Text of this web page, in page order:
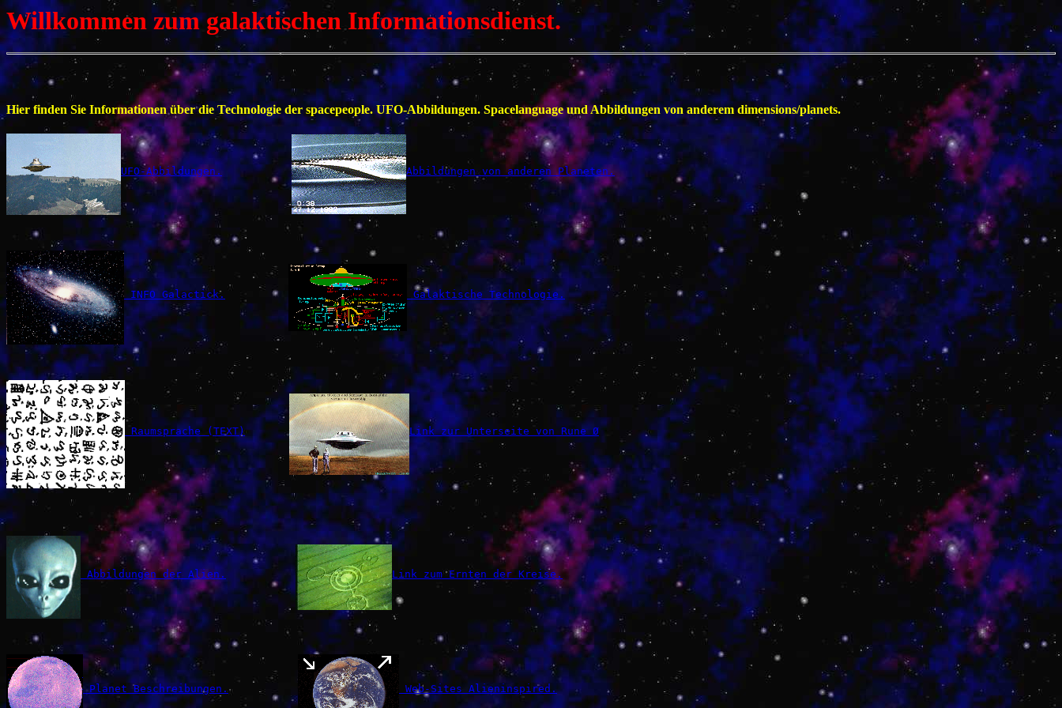
Willkommen zum galaktischen Informationsdienst.
Hier finden Sie Informationen über die Technologie der spacepeople. UFO-Abbildungen. Spacelanguage und Abbildungen von anderem dimensions/planets.
UFO-Abbildungen. Abbildungen von anderen Planeten.
INFO Galactick. Galaktische Technologie.
Raumsprache (TEXT) Link zur Unterseite von Rune Ø
Abbildungen der Alien. Link zum Ernten der Kreise.
Planet Beschreibungen. Web-Sites Alieninspired.